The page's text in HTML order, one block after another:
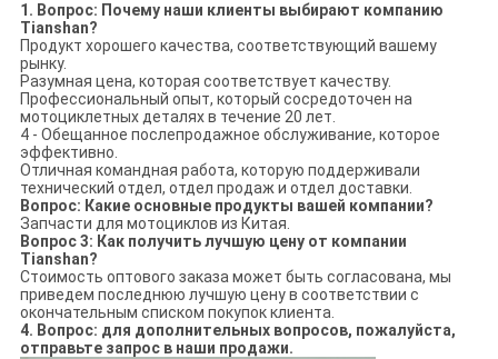
1. Вопрос: Почему наши клиенты выбирают компанию
Tianshan?
Продукт хорошего качества, соответствующий вашему
рынку.
Разумная цена, которая соответствует качеству.
Профессиональный опыт, который сосредоточен на
мотоциклетных деталях в течение 20 лет.
4 - Обещанное послепродажное обслуживание, которое
эффективно.
Отличная командная работа, которую поддерживали
технический отдел, отдел продаж и отдел доставки.
Вопрос: Какие основные продукты вашей компании?
Запчасти для мотоциклов из Китая.
Вопрос 3: Как получить лучшую цену от компании
Tianshan?
Стоимость оптового заказа может быть согласована, мы
приведем последнюю лучшую цену в соответствии с
окончательным списком покупок клиента.
4. Вопрос: для дополнительных вопросов, пожалуйста,
отправьте запрос в наши продажи.